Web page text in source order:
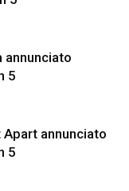
annunciato
5
annunciato
5